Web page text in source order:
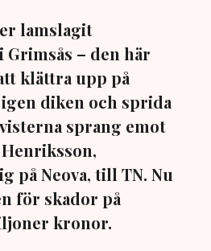
lamslagit
– den här
klättra upp på
diken och sprida
sprang emot
Henriksson,
på Neova, till TN. Nu
för skador på
kronor.